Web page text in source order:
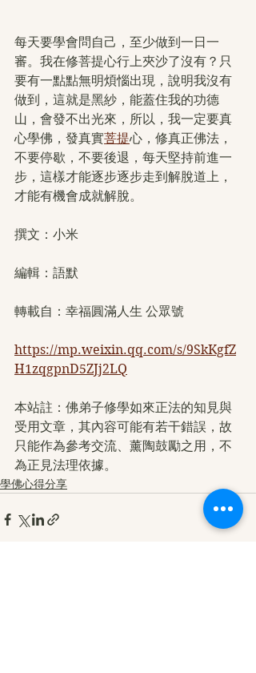
每天要學會問自己，至少做到一日一
審。我在修菩提心行上夾沙了沒有？只
要有一點點無明煩惱出現，說明我沒有
做到，這就是黑紗，能蓋住我的功德
山，會發不出光來，所以，我一定要真
心學佛，發真實菩提心，修真正佛法，
不要停歇，不要後退，每天堅持前進一
步，這樣才能逐步逐步走到解脫道上，
才能有機會成就解脫。
撰文：小米
編輯：語默
轉載自：幸福圓滿人生 公眾號
https://mp.weixin.qq.com/s/9SkKgfZ
H1zqgpnD5ZJj2LQ
本站註：佛弟子修學如來正法的知見與
受用文章，其內容可能有若干錯誤，故
只能作為參考交流、薰陶鼓勵之用，不
為正見法理依據。
學佛心得分享